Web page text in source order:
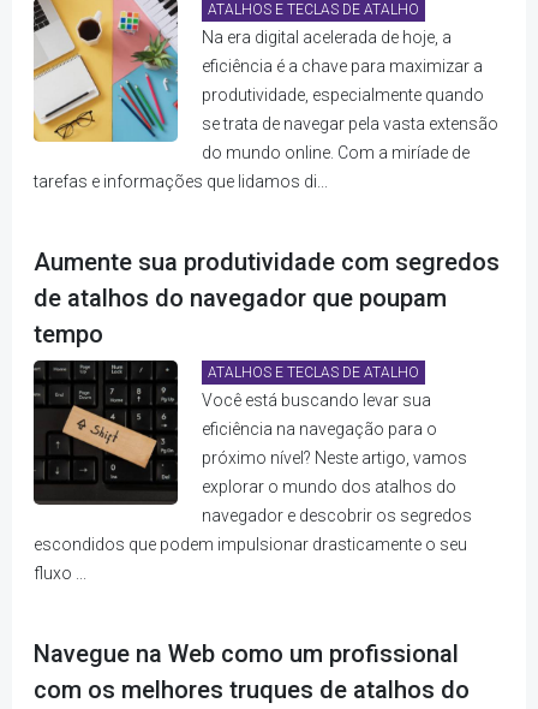
ATALHOS E TECLAS DE ATALHO
Na era digital acelerada de hoje, a
eficiência é a chave para maximizar a
produtividade, especialmente quando
se trata de navegar pela vasta extensão
do mundo online. Com a miríade de
tarefas e informações que lidamos di...
Aumente sua produtividade com segredos
de atalhos do navegador que poupam
tempo
ATALHOS E TECLAS DE ATALHO
Você está buscando levar sua
eficiência na navegação para o
próximo nível? Neste artigo, vamos
explorar o mundo dos atalhos do
navegador e descobrir os segredos
escondidos que podem impulsionar drasticamente o seu
fluxo ...
Navegue na Web como um profissional
com os melhores truques de atalhos do